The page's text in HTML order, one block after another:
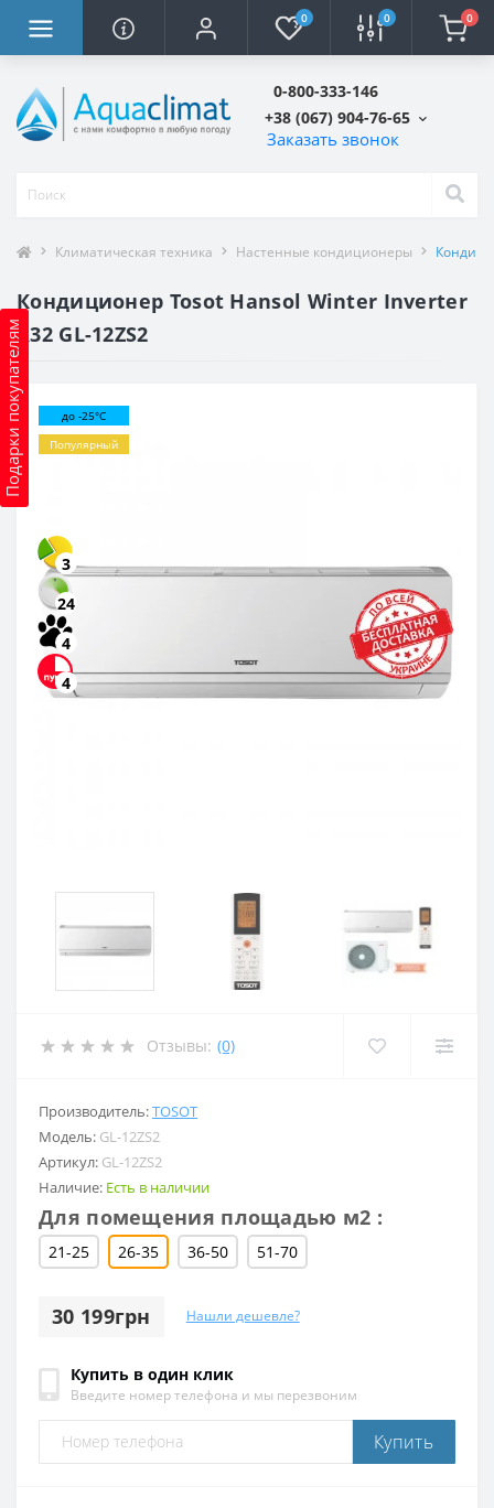
0 0 0
0-800-333-146
+38 (067) 904-76-65
Заказать звонок
Подарки покупателям
Климатическая техника Настенные кондиционеры
Кондиционер Tosot Hansol Winter Inverter
R32 GL-12ZS2
до -25°C
Популярный
3
24
4
4
Отзывы: (0)
Производитель:TOSOT
Модель: GL-12ZS2
Артикул: GL-12ZS2
Наличие: Есть в наличии
Для помещения площадью м2 :
21-25 26-35 36-50 51-70
30 199грн Нашли дешевле?
Купить в один клик
Введите номер телефона и мы перезвоним
Купить